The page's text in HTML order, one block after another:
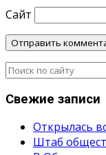
Сайт
Свежие записи
Открылась
Штаб